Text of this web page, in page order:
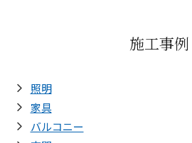
施工事例
照明
家具
バルコニー